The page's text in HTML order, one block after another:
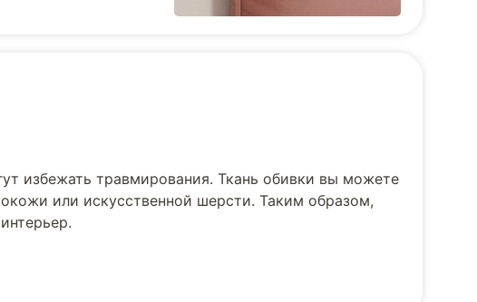
избежать травмирования. Ткань обивки вы можете
или искусственной шерсти. Таким образом,